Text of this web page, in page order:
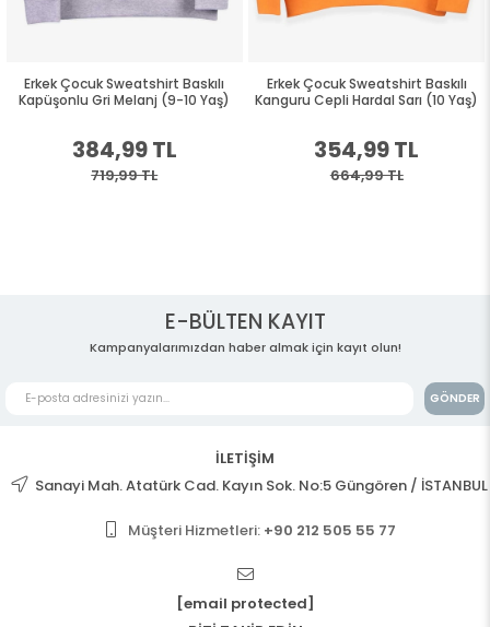
Erkek Çocuk Sweatshirt Baskılı
Kapüşonlu Gri Melanj (9-10 Yaş)
384,99 TL
719,99 TL
Erkek Çocuk Sweatshirt Baskılı
Kanguru Cepli Hardal Sarı (10 Yaş)
354,99 TL
664,99 TL
E-BÜLTEN KAYIT
Kampanyalarımızdan haber almak için kayıt olun!
GÖNDER
İLETİŞİM
Sanayi Mah. Atatürk Cad. Kayın Sok. No:5 Güngören / İSTANBUL
Müşteri Hizmetleri: +90 212 505 55 77
[email protected]